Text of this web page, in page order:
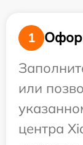
1
или
центра